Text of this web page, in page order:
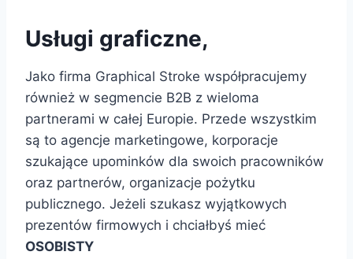
Usługi graficzne,
Jako firma Graphical Stroke współpracujemy
również w segmencie B2B z wieloma
partnerami w całej Europie. Przede wszystkim
są to agencje marketingowe, korporacje
szukające upominków dla swoich pracowników
oraz partnerów, organizacje pożytku
publicznego. Jeżeli szukasz wyjątkowych
prezentów firmowych i chciałbyś mieć
OSOBISTY